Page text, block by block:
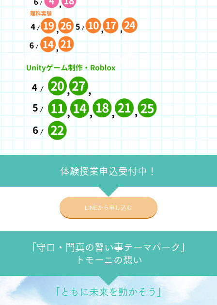
体験授業申込受付中！
LINEから申し込む
「守口・門真の習い事テーマパーク」
トモーニの想い
「ともに未来を動かそう」